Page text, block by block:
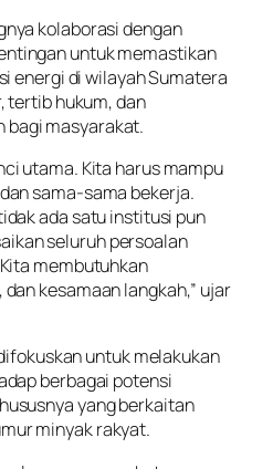
kolaborasi dengan
untuk memastikan
energi di wilayah Sumatera
tertib hukum, dan
bagi masyarakat.
utama. Kita harus mampu
sama-sama bekerja.
ada satu institusi pun
seluruh persoalan
membutuhkan
kesamaan langkah,” ujar
untuk melakukan
berbagai potensi
yang berkaitan
minyak rakyat.